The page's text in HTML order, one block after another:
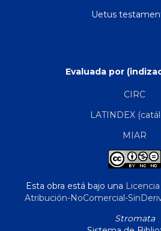
Uetus
Evaluada por
CIRC
LATINDEX
MIAR
Esta obra está bajo una
Atribución-NoComercial-
Stromata